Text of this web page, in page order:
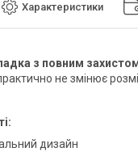
Характеристики
з повним
не змінює
дизайн